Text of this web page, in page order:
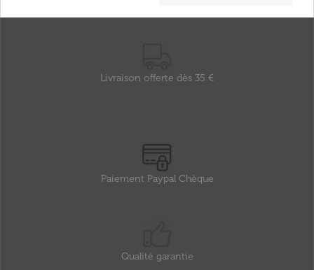
Livraison offerte dès 35 €
Paiement Paypal Chèque
Qualité garantie